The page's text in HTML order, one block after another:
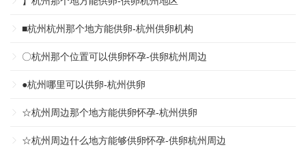
■杭州杭州那个地方能供卵-杭州供卵机构
〇杭州那个位置可以供卵怀孕-供卵杭州周边
●杭州哪里可以供卵-杭州供卵
☆杭州周边那个地方能供卵怀孕-杭州供卵
☆杭州周边什么地方能够供卵怀孕-供卵杭州周边